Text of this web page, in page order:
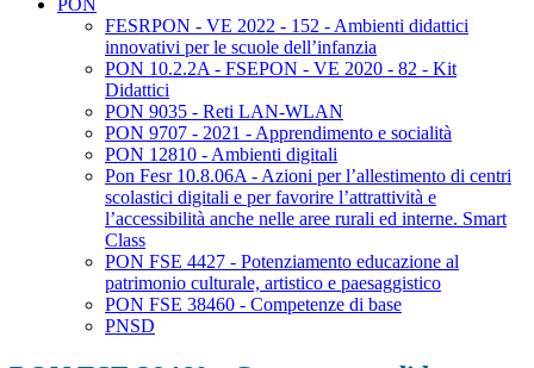
PON
FESRPON - VE 2022 - 152 - Ambienti didattici
innovativi per le scuole dell’infanzia
PON 10.2.2A - FSEPON - VE 2020 - 82 - Kit
Didattici
PON 9035 - Reti LAN-WLAN
PON 9707 - 2021 - Apprendimento e socialità
PON 12810 - Ambienti digitali
Pon Fesr 10.8.06A - Azioni per l’allestimento di centri
scolastici digitali e per favorire l’attrattività e
l’accessibilità anche nelle aree rurali ed interne. Smart
Class
PON FSE 4427 - Potenziamento educazione al
patrimonio culturale, artistico e paesaggistico
PON FSE 38460 - Competenze di base
PNSD